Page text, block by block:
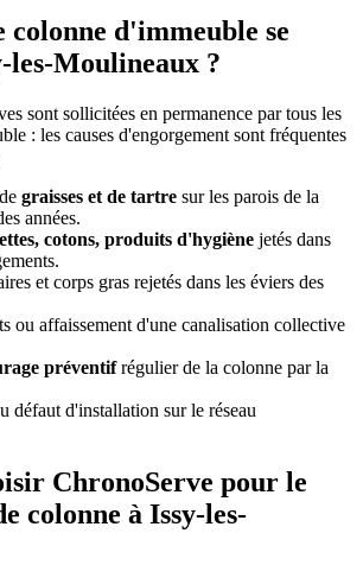
colonne d'immeuble se
les-Moulineaux ?
sont sollicitées en permanence par tous les
: les causes d'engorgement sont fréquentes
graisses et de tartre sur les parois de la
années.
cotons, produits d'hygiène jetés dans
et corps gras rejetés dans les éviers des
ou affaissement d'une canalisation collective
préventifrégulier de la colonne par la
défaut d'installation sur le réseau
ChronoServe pour le
colonne à Issy-les-